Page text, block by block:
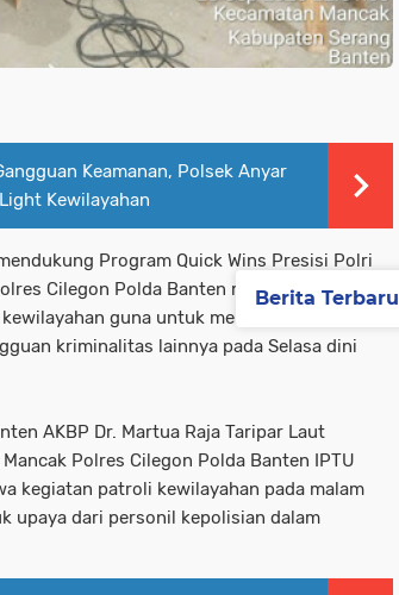
Keamanan, Polsek Anyar
Kewilayahan
Program Quick Wins Presisi Polri
Cilegon Polda Banten melaksanakan
guna untuk menekan 3C (Curat,
kriminalitas lainnya pada Selasa dini
AKBP Dr. Martua Raja Taripar Laut
Polres Cilegon Polda Banten IPTU
kegiatan patroli kewilayahan pada malam
upaya dari personil kepolisian dalam
Berita Terbaru